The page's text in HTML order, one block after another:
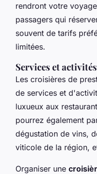
rendront votre
passagers qui
souvent de tarifs
limitées.
Services et
Les croisières de
de services et
luxueux aux
pourrez également
dégustation de vins,
viticole de la région,
Organiser une